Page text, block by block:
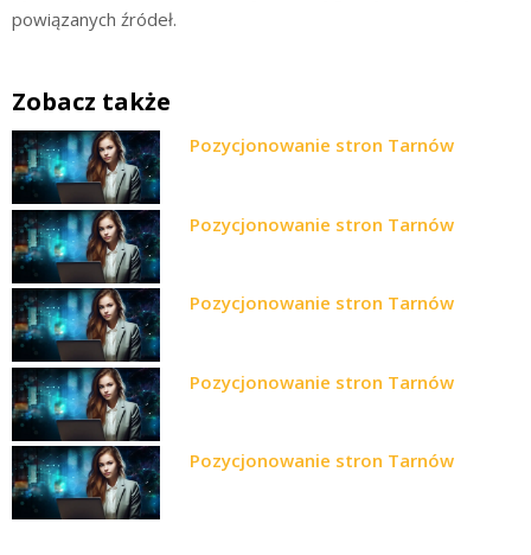
powiązanych źródeł.
Zobacz także
Pozycjonowanie stron Tarnów
Pozycjonowanie stron Tarnów
Pozycjonowanie stron Tarnów
Pozycjonowanie stron Tarnów
Pozycjonowanie stron Tarnów